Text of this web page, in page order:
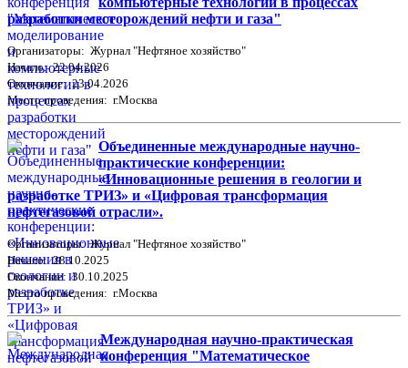
разработки месторождений нефти и газа"
Организаторы: Журнал "Нефтяное хозяйство"
Начало: 22.04.2026
Окончание: 23.04.2026
Место проведения: г.Москва
Объединенные международные научно-
практические конференции:
«Инновационные решения в геологии и
разработке ТРИЗ» и «Цифровая трансформация
нефтегазовой отрасли».
Организаторы: Журнал "Нефтяное хозяйство"
Начало: 28.10.2025
Окончание: 30.10.2025
Место проведения: г.Москва
Международная научно-практическая
конференция "Математическое